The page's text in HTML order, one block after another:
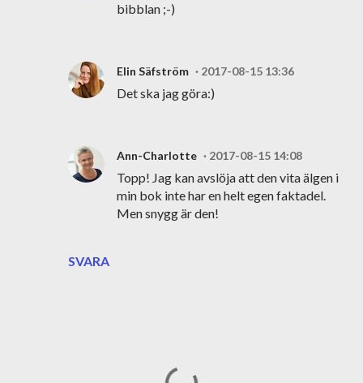
SVARA
bibblan ;-)
Elin Säfström 2017-08-15 13:36
Det ska jag göra:)
Ann-Charlotte 2017-08-15 14:08
Topp! Jag kan avslöja att den vita älgen i
min bok inte har en helt egen faktadel.
Men snygg är den!